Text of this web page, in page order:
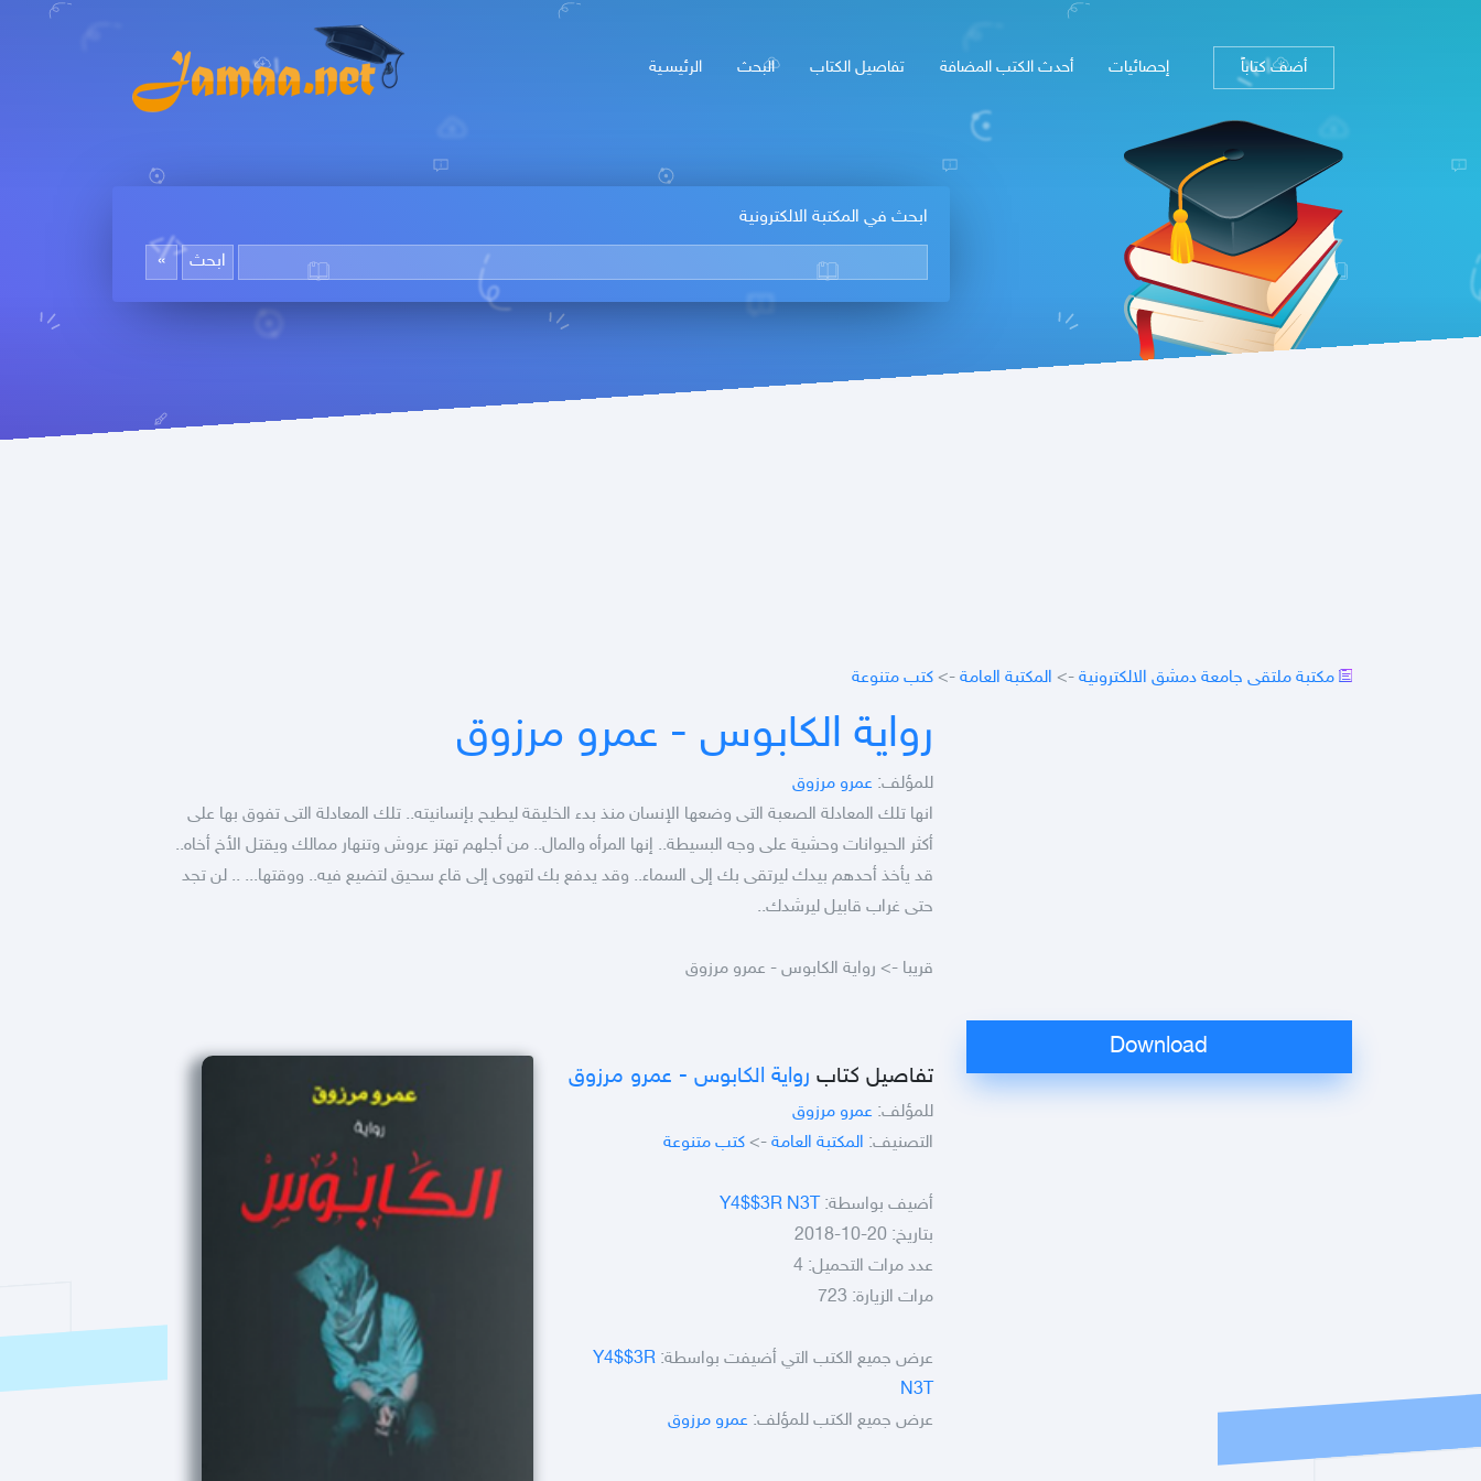
الرئيسـية البحث تفاصيل الكتاب أحدث الكتب المضافة إحصائيات أضف كتاباً
ابحث في المكتبة الالكترونية
مكتبة ملتقى جامعة دمشق الالكترونية -> المكتبة العامة -> كتب متنوعة
رواية الكابوس - عمرو مرزوق
للمؤلف: عمرو مرزوق
انها تلك المعادلة الصعبة التى وضعها الإنسان منذ بدء الخليقة ليطيح بإنسانيته.. تلك المعادلة التى تفوق بها على
أكثر الحيوانات وحشية على وجه البسيطة.. إنها المرأه والمال.. من أجلهم تهتز عروش وتنهار ممالك ويقتل الأخ أخاه..
قد يأخذ أحدهم بيدك ليرتقى بك إلى السماء.. وقد يدفع بك لتهوى إلى قاع سحيق لتضيع فيه.. ووقتها... .. لن تجد
حتى غراب قابيل ليرشدك..
قريبا -> رواية الكابوس - عمرو مرزوق
تفاصيل كتاب رواية الكابوس - عمرو مرزوق
للمؤلف: عمرو مرزوق
التصنيف: المكتبة العامة -> كتب متنوعة
أضيف بواسطة: Y4$$3R N3T
بتاريخ: 20-10-2018
عدد مرات التحميل: 4
مرات الزيارة: 723
عرض جميع الكتب التي أضيفت بواسطة: Y4$$3R
N3T
عرض جميع الكتب للمؤلف: عمرو مرزوق